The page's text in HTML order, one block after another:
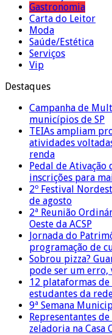
Gastronomia
Carta do Leitor
Moda
Saúde/Estética
Serviços
Vip
Destaques
Campanha de
municípios de SP
TEIAs ampliam
atividades
renda
Pedal de
inscrições para
2º Festival
de agosto
2ª Reunião
Oeste da ACSP
Jornada do
programação de
Sobrou pizza?
pode ser um
12 plataformas
estudantes da
9ª Semana
Representantes
zeladoria na Casa